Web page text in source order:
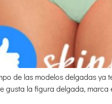
de las modelos delgadas
gusta la figura delgada,